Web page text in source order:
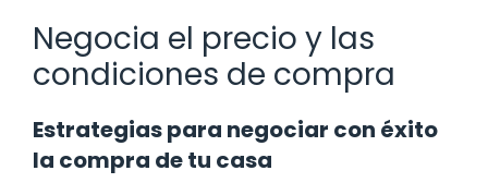
Negocia el precio y las
condiciones de compra
Estrategias para negociar con éxito
la compra de tu casa